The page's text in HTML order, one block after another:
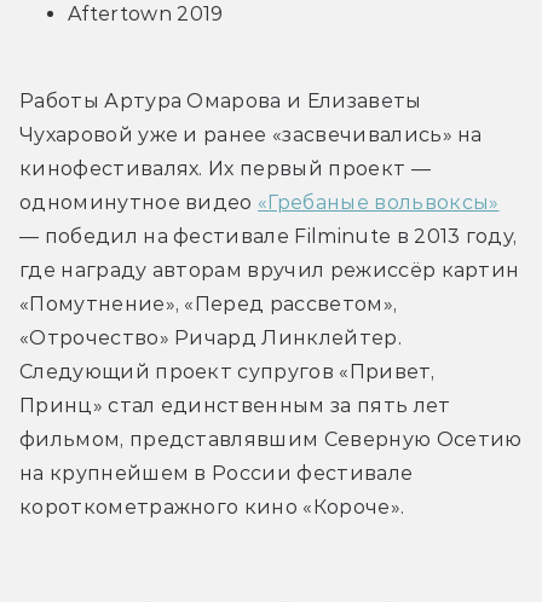
Aftertown 2019
Работы Артура Омарова и Елизаветы
Чухаровой уже и ранее «засвечивались» на
кинофестивалях. Их первый проект —
одноминутное видео «Гребаные вольвоксы»
— победил на фестивале Filminute в 2013 году,
где награду авторам вручил режиссёр картин
«Помутнение», «Перед рассветом»,
«Отрочество» Ричард Линклейтер.
Следующий проект супругов «Привет,
Принц» стал единственным за пять лет
фильмом, представлявшим Северную Осетию
на крупнейшем в России фестивале
короткометражного кино «Короче».